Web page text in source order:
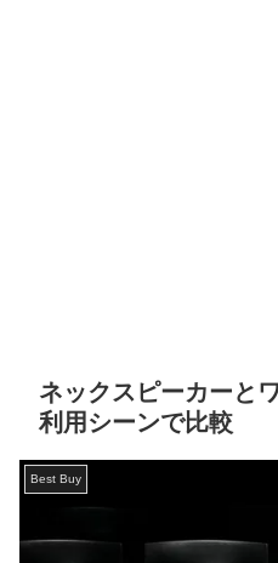
ネックスピーカーと
利用シーンで比較
Best Buy